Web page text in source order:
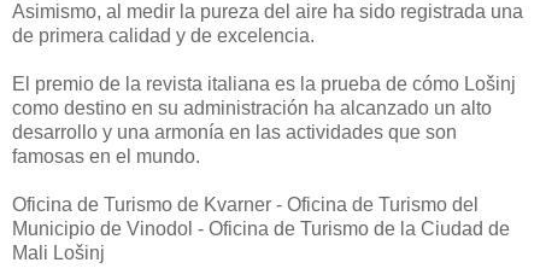
Asimismo, al medir la pureza del aire ha sido registrada una
de primera calidad y de excelencia.
El premio de la revista italiana es la prueba de cómo Lošinj
como destino en su administración ha alcanzado un alto
desarrollo y una armonía en las actividades que son
famosas en el mundo.
Oficina de Turismo de Kvarner - Oficina de Turismo del
Municipio de Vinodol - Oficina de Turismo de la Ciudad de
Mali Lošinj